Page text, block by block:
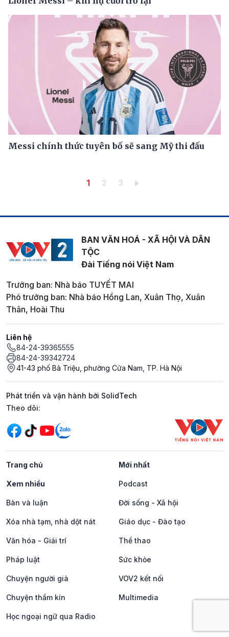
Messi chính thức tuyên bố sẽ sang Mỹ thi đấu
Trang hiện thời
1 Trang
2 Trang
3
BAN VĂN HOÁ - XÃ HỘI VÀ DÂN
TỘC
Đài Tiếng nói Việt Nam
Trưởng ban: Nhà báo TUYẾT MAI
Phó trưởng ban: Nhà báo Hồng Lan, Xuân Thọ, Xuân
Thân, Hoài Thu
Liên hệ
84-24-39365555
84-24-39342724
41-43 phố Bà Triệu, phường Cửa Nam, TP. Hà Nội
Phát triển và vận hành bởi SolidTech
Mạng xã hội
Theo dõi:
Trang chủ Mới nhất
Xem nhiều Podcast
Bàn và luận Đời sống - Xã hội
Xóa nhà tạm, nhà dột nát Giáo dục - Đào tạo
Văn hóa - Giải trí Thể thao
Pháp luật Sức khỏe
Chuyện người già VOV2 kết nối
Chuyện thầm kín Multimedia
Học ngoại ngữ qua Radio